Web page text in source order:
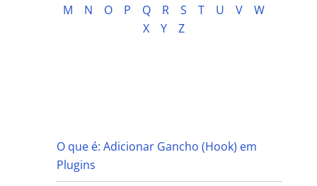
M
N O P Q R S T U V
W
X
Y Z
O que é: Adicionar Gancho (Hook) em
Plugins